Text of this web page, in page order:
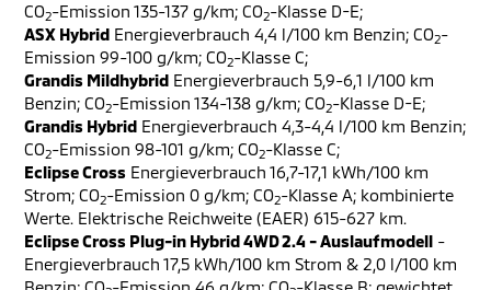
CO2-Emission 135-137 g/km; CO2-Klasse D-E;
ASX Hybrid Energieverbrauch 4,4 l/100 km Benzin; CO2-
Emission 99-100 g/km; CO2-Klasse C;
Grandis Mildhybrid Energieverbrauch 5,9-6,1 l/100 km
Benzin; CO2-Emission 134-138 g/km; CO2-Klasse D-E;
Grandis Hybrid Energieverbrauch 4,3-4,4 l/100 km Benzin;
CO2-Emission 98-101 g/km; CO2-Klasse C;
Eclipse Cross Energieverbrauch 16,7-17,1 kWh/100 km
Strom; CO2-Emission 0 g/km; CO2-Klasse A; kombinierte
Werte. Elektrische Reichweite (EAER) 615-627 km.
Eclipse Cross Plug-in Hybrid 4WD 2.4 - Auslaufmodell -
Energieverbrauch 17,5 kWh/100 km Strom & 2,0 l/100 km